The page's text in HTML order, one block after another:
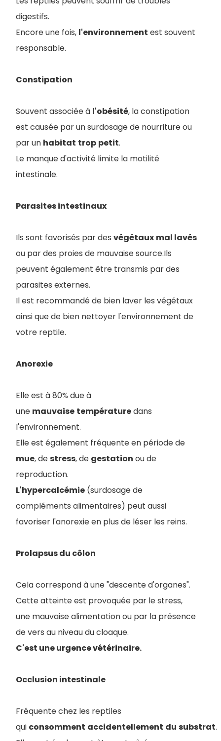
digestifs.
Encore une fois, l'environnement est souvent
responsable.
Constipation
Souvent associée à l'obésité, la constipation
est causée par un surdosage de nourriture ou
par un habitat trop petit.
Le manque d'activité limite la motilité
intestinale.
Parasites intestinaux
Ils sont favorisés par des végétaux mal lavés
ou par des proies de mauvaise source.Ils
peuvent également être transmis par des
parasites externes.
Il est recommandé de bien laver les végétaux
ainsi que de bien nettoyer l'environnement de
votre reptile.
Anorexie
Elle est à 80% due à
une mauvaise températuredans
l'environnement.
Elle est également fréquente en période de
mue, destress, de gestation ou de
reproduction.
L'hypercalcémie (surdosage de
compléments alimentaires) peut aussi
favoriser l'anorexie en plus de léser les reins.
Prolapsus du côlon
Cela correspond à une "descente d'organes".
Cette atteinte est provoquée par le stress,
une mauvaise alimentation ou par la présence
de vers au niveau du cloaque.
C'est une urgence vétérinaire.
Occlusion intestinale
Fréquente chez les reptiles
qui consomment accidentellement du substrat.